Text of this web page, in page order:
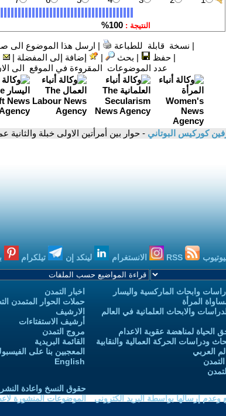
| نسخة قابلة للطباعة | ارسل هذا الموضوع الى
|حفظ | بحث | إضافة إلى المفضلة |
عدد الموضوعات المقروءة في الموقع الى
كوركيس البوتاني - حوار بين أمرأتين الاولى خبلة والثانية
الانستغرام لينكد إن تيلكرام
وابحاث الماركسية واليسار
المرأة
والابحاث العلمانية في العالم
الحياة لمناهضة عقوبة الاعدام
ودراسات الحركة العمالية والنقابية
العربي
اخبار التمدن
حملات الحوار المتمدن
الارشيف
أرشيف الاستفتاءات
مروج التمدن
القائمة البريدية
المعجبين بنا على الفيسبوك:
English
إرسالها بواسطة البريد الكتروني
حقوق النسخ واعادة
الموضوعات المنشورة